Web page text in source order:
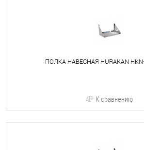
ПОЛКА НАВЕСНАЯ HURAKAN
К сравнению